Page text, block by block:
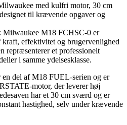
med kulfri motor, 30 cm
til krævende opgaver og
Milwaukee M18 FCHSC-0 er
effektivitet og brugervenlighed
repræsenterer et professionelt
i samme ydelsesklasse.
del af M18 FUEL-serien og er
motor, der leverer høj
har et 30 cm sværd og er
hastighed, selv under krævende